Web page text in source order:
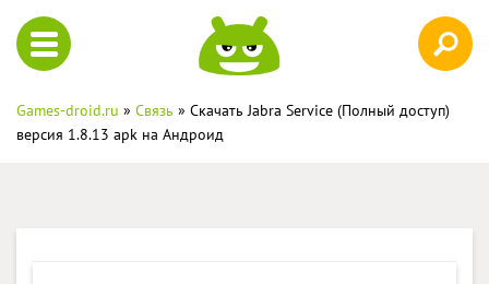
Games-droid.ru » Связь » Скачать Jabra Service (Полный доступ)
версия 1.8.13 apk на Андроид